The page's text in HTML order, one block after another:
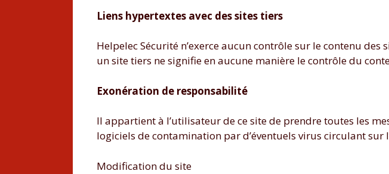
Liens hypertextes avec des sites tiers
Helpelec Sécurité n’exerce aucun contrôle sur le contenu des
un site tiers ne signifie en aucune manière le contrôle du
Exonération de responsabilité
Il appartient à l’utilisateur de ce site de prendre toutes les
logiciels de contamination par d’éventuels virus circulant sur
Modification du site